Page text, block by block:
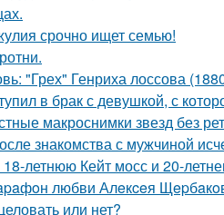
срочно ищет семью!
"Грех" Генриха лоссова
в брак с девушкой, с
макроснимки звезд без
знакомства с мужчиной
летнюю Кейт мосс и 20-
любви Алeкceя
или нет?